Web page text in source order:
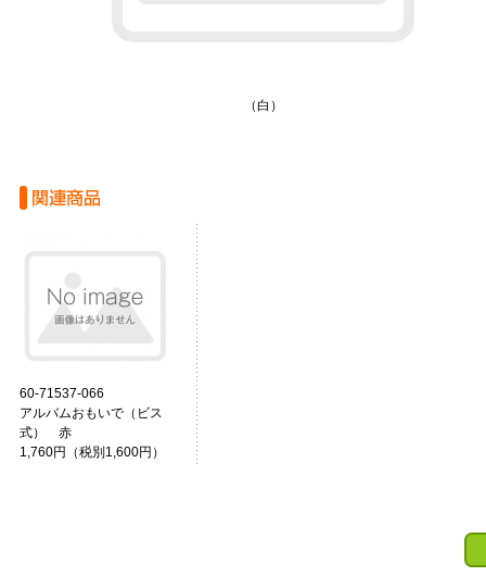
（白）
60-71537-066
アルバムおもいで（ビス
式） 赤
1,760円（税別1,600円）